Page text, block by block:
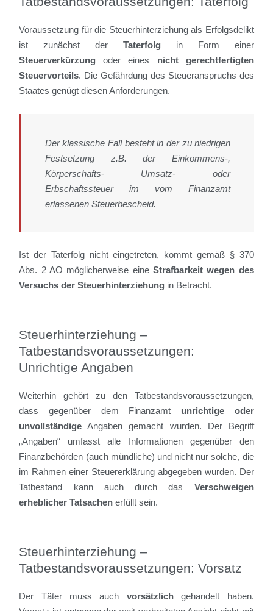
Voraussetzung für die Steuerhinterziehung als Erfolgsdelikt
ist zunächst der Taterfolg in Form einer
Steuerverkürzung oder eines nicht gerechtfertigten
Steuervorteils. Die Gefährdung des Steueranspruchs des
Staates genügt diesen Anforderungen.
Der klassische Fall besteht in der zu niedrigen
Festsetzung z.B. der Einkommens-,
Körperschafts- Umsatz- oder
Erbschaftssteuer im vom Finanzamt
erlassenen Steuerbescheid.
Ist der Taterfolg nicht eingetreten, kommt gemäß § 370
Abs. 2 AO möglicherweise eine Strafbarkeit wegen des
Versuchs der Steuerhinterziehung in Betracht.
Steuerhinterziehung –
Tatbestandsvoraussetzungen:
Unrichtige Angaben
Weiterhin gehört zu den Tatbestandsvoraussetzungen,
dass gegenüber dem Finanzamt unrichtige oder
unvollständige Angaben gemacht wurden. Der Begriff
„Angaben“ umfasst alle Informationen gegenüber den
Finanzbehörden (auch mündliche) und nicht nur solche, die
im Rahmen einer Steuererklärung abgegeben wurden. Der
Tatbestand kann auch durch das Verschweigen
erheblicher Tatsachen erfüllt sein.
Steuerhinterziehung –
Tatbestandsvoraussetzungen: Vorsatz
Der Täter muss auch vorsätzlichgehandelt haben.